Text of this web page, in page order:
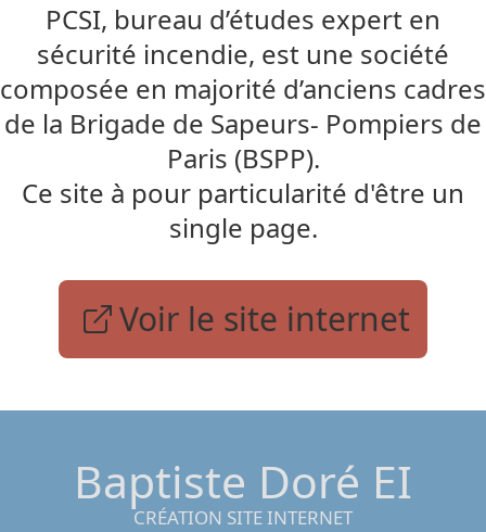
PCSI, bureau d’études expert en
sécurité incendie, est une société
composée en majorité d’anciens cadres
de la Brigade de Sapeurs- Pompiers de
Paris (BSPP).
Ce site à pour particularité d'être un
single page.
Voir le site internet
Baptiste Doré EI
CRÉATION SITE INTERNET